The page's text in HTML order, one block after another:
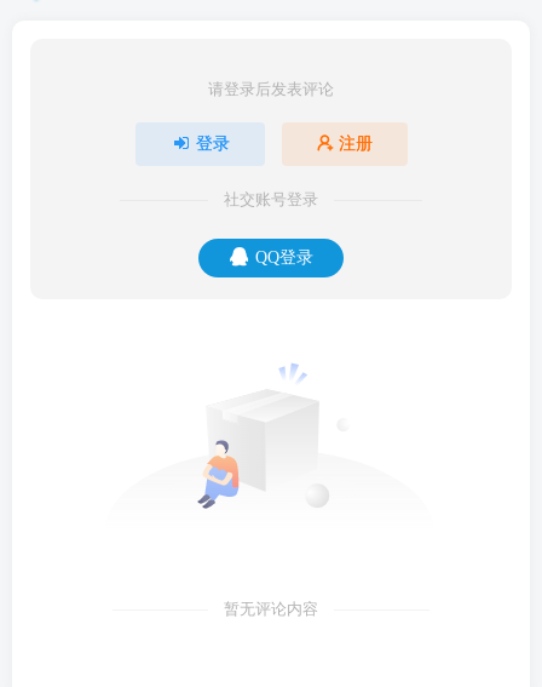
请登录后发表评论
登录 注册
社交账号登录
QQ登录
暂无评论内容